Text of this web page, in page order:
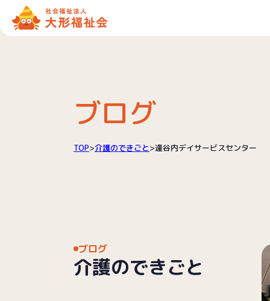
ブログ
TOP>介護のできごと>逢谷内デイサービスセンター
ブログ
介護のできごと